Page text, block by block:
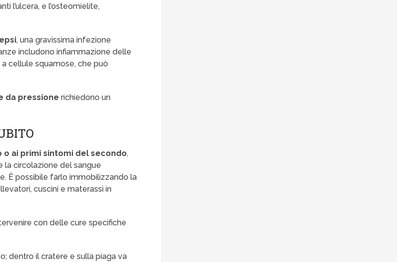
l’ulcera, e l’osteomielite,
, una gravissima infezione
includono infiammazione delle
cellule squamose, che può
da pressione richiedono un
o ai primi sintomi del secondo,
la circolazione del sangue
È possibile farlo immobilizzando la
cuscini e materassi in
con delle cure specifiche
dentro il cratere e sulla piaga va